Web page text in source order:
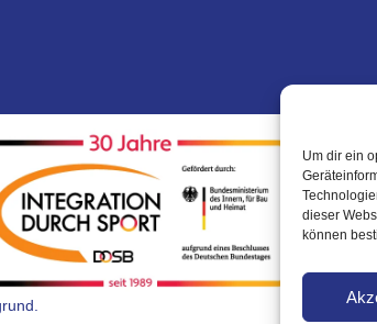
Um dir ein
dieser
können